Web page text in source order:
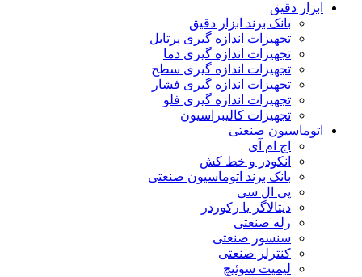
ابزار دقیق
بانک برند ابزار دقیق
تجهیزات اندازه گیری پرتابل
تجهیزات اندازه گیری دما
تجهیزات اندازه گیری سطح
تجهیزات اندازه گیری فشار
تجهیزات اندازه گیری فلو
تجهیزات کالیبراسیون
اتوماسیون صنعتی
اچ ام آی
انکودر و خط کش
بانک برند اتوماسیون صنعتی
پی ال سی
دیتالاگر یا رکوردر
رله صنعتی
سنسور صنعتی
کنترلر صنعتی
لیمیت سوئیچ